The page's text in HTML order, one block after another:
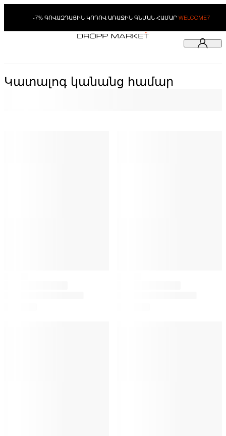
-7% ԳՈՎԱԶԴԱՅԻՆ ԿՈԴՈՎ ԱՌԱՋԻՆ ԳՆՄԱՆ ՀԱՄԱՐ WELCOME7
Կատալոգ կանանց համար